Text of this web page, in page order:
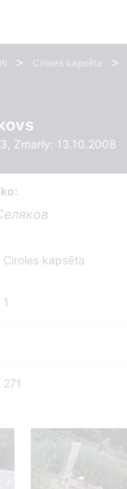
> Ciroles kapsēta >
Zmarły: 13.10.2008
Ciroles kapsēta
1
271